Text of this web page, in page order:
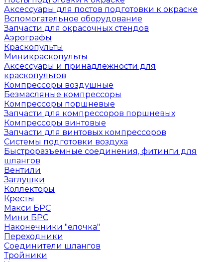
Аксессуары для постов подготовки к окраске
Вспомогательное оборудование
Запчасти для окрасочных стендов
Аэрографы
Краскопульты
Миникраскопульты
Аксессуары и принадлежности для
краскопультов
Компрессоры воздушные
Безмасляные компрессоры
Компрессоры поршневые
Запчасти для компрессоров поршневых
Компрессоры винтовые
Запчасти для винтовых компрессоров
Системы подготовки воздуха
Быстроразъемные соединения, фитинги для
шлангов
Вентили
Заглушки
Коллекторы
Кресты
Макси БРС
Мини БРС
Наконечники "елочка"
Переходники
Соединители шлангов
Тройники